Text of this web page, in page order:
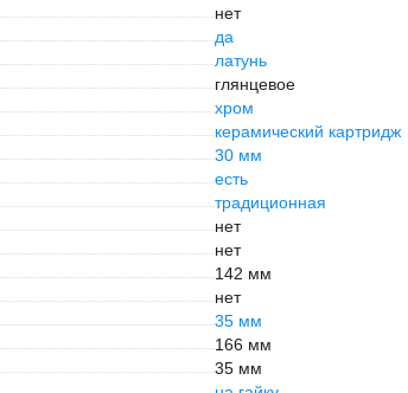
нет
да
латунь
глянцевое
хром
керамический картридж
30 мм
есть
традиционная
нет
нет
142 мм
нет
35 мм
166 мм
35 мм